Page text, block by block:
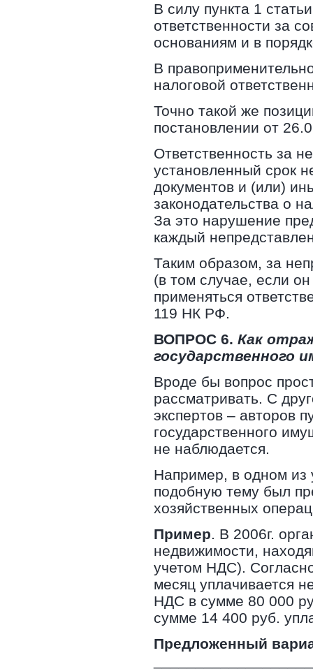
В силу пункта 1
ответственности за
основаниям и в
В
налоговой
Точно такой же
постановлении от
Ответственность за
установленный срок
документов и (или)
законодательства о
За это нарушение
каждый
Таким образом, за
(в том случае, если
применяться
119 НК РФ.
ВОПРОС 6. Как
государственного
Вроде бы вопрос
рассматривать. С
экспертов – авторов
государственного
не наблюдается.
Например, в одном из
подобную тему был
хозяйственных
Пример. В 2006г.
недвижимости,
учетом НДС).
месяц уплачивается
НДС в сумме 80 000
сумме 14 400 руб.
Предложенный